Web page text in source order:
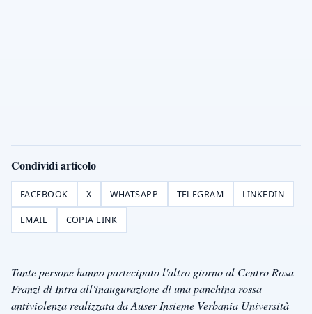
Condividi articolo
FACEBOOK X WHATSAPP TELEGRAM LINKEDIN
EMAIL COPIA LINK
Tante persone hanno partecipato l'altro giorno al Centro Rosa
Franzi di Intra all'inaugurazione di una panchina rossa
antiviolenza realizzata da Auser Insieme Verbania Università